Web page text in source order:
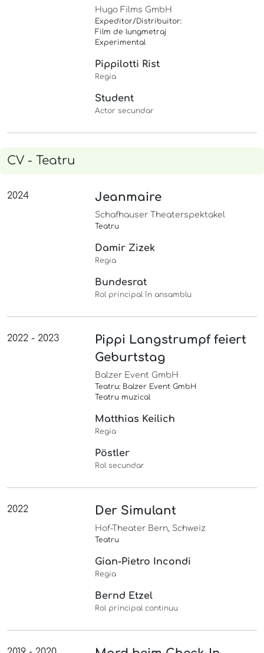
Hugo Films GmbH
Expeditor/Distribuitor:
Film de lungmetraj
Experimental
Pippilotti Rist
Regia
Student
Actor secundar
CV - Teatru
2024 Jeanmaire
Schafhauser Theaterspektakel
Teatru
Damir Zizek
Regia
Bundesrat
Rol principal în ansamblu
2022 - 2023
Pippi Langstrumpf feiert
Geburtstag
Balzer Event GmbH
Teatru: Balzer Event GmbH
Teatru muzical
Matthias Keilich
Regia
Pöstler
Rol secundar
2022 Der Simulant
Hof-Theater Bern, Schweiz
Teatru
Gian-Pietro Incondi
Regia
Bernd Etzel
Rol principal continuu